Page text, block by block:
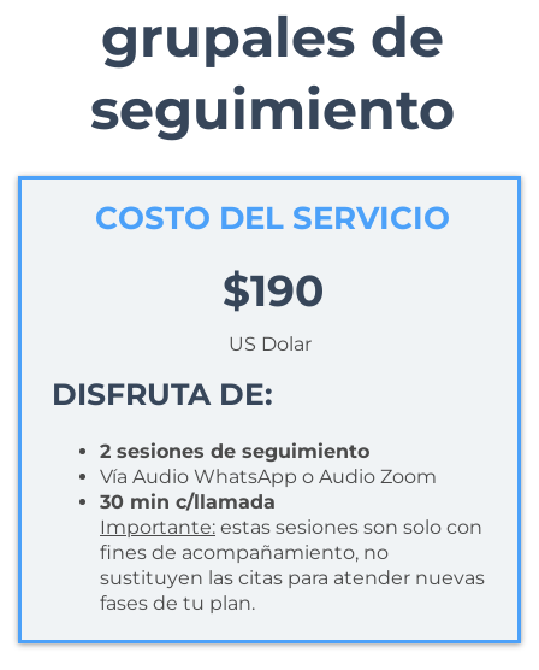
grupales de
seguimiento
COSTO DEL SERVICIO
$190
US Dolar
DISFRUTA DE:
2 sesiones de seguimiento
Vía Audio WhatsApp o Audio Zoom
30 min c/llamada
Importante: estas sesiones son solo con
fines de acompañamiento, no
sustituyen las citas para atender nuevas
fases de tu plan.